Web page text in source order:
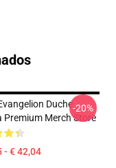
Duche
Premium Merch Store
- € 42,04
-20%